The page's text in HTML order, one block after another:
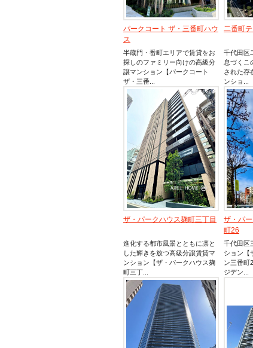
パークコート ザ・三番町ハウ
ス
半蔵門・番町エリアで賃貸をお
探しのファミリー向けの高級分
譲マンション【パークコート
ザ・三番...
二番町
千代田区
息づくこ
された存
ンショ...
ザ・パークハウス麹町三丁目
進化する都市風景とともに凛と
した輝きを放つ高級分譲賃貸マ
ンション【ザ・パークハウス麹
町三丁...
ザ・パ
町26
千代田区
ション【
ン三番町
ジデン...